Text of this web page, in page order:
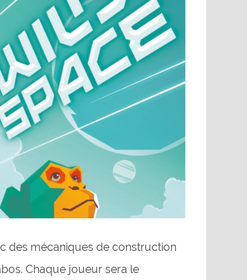
des mécaniques de construction
Chaque joueur sera le